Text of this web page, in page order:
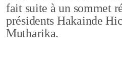
fait suite à un sommet
présidents Hakainde
Mutharika.